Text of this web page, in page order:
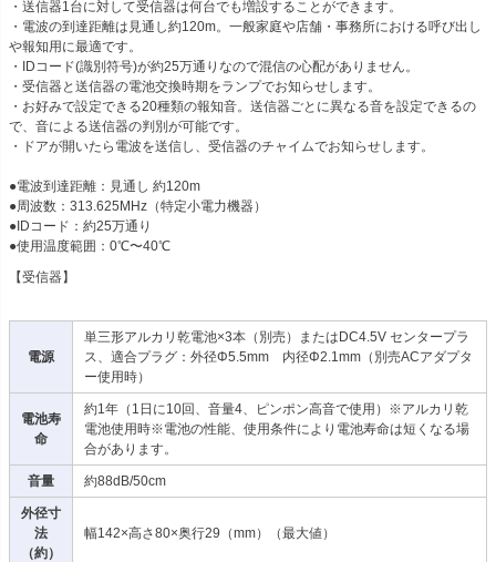
・送信器1台に対して受信器は何台でも増設することができます。
・電波の到達距離は見通し約120m。一般家庭や店舗・事務所における呼び出し
や報知用に最適です。
・IDコード(識別符号)が約25万通りなので混信の心配がありません。
・受信器と送信器の電池交換時期をランプでお知らせします。
・お好みで設定できる20種類の報知音。送信器ごとに異なる音を設定できるの
で、音による送信器の判別が可能です。
・ドアが開いたら電波を送信し、受信器のチャイムでお知らせします。
●電波到達距離：見通し 約120m
●周波数：313.625MHz（特定小電力機器）
●IDコード：約25万通り
●使用温度範囲：0℃〜40℃
【受信器】
電源
単三形アルカリ乾電池×3本（別売）またはDC4.5V センタープラ
ス、適合プラグ：外径Φ5.5mm 内径Φ2.1mm（別売ACアダプタ
ー使用時）
電池寿
命
約1年（1日に10回、音量4、ピンポン高音で使用）※アルカリ乾
電池使用時※電池の性能、使用条件により電池寿命は短くなる場
合があります。
音量 約88dB/50cm
外径寸
法
（約）
幅142×高さ80×奥行29（mm）（最大値）